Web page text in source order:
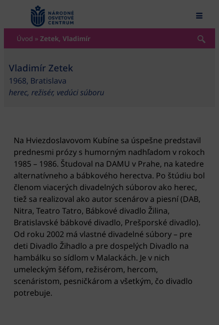
content
Úvod » Zetek, Vladimír
Vladimír Zetek
1968, Bratislava
herec, režisér, vedúci súboru
Na Hviezdoslavovom Kubíne sa úspešne predstavil
prednesmi prózy s humorným nadhľadom v rokoch
1985 – 1986. Študoval na DAMU v Prahe, na katedre
alternatívneho a bábkového herectva. Po štúdiu bol
členom viacerých divadelných súborov ako herec,
tiež sa realizoval ako autor scenárov a piesní (DAB,
Nitra, Teatro Tatro, Bábkové divadlo Žilina,
Bratislavské bábkové divadlo, Prešporské divadlo).
Od roku 2002 má vlastné divadelné súbory – pre
deti Divadlo Žihadlo a pre dospelých Divadlo na
hambálku so sídlom v Malackách. Je v nich
umeleckým šéfom, režisérom, hercom,
scenáristom, pesničkárom a všetkým, čo divadlo
potrebuje.